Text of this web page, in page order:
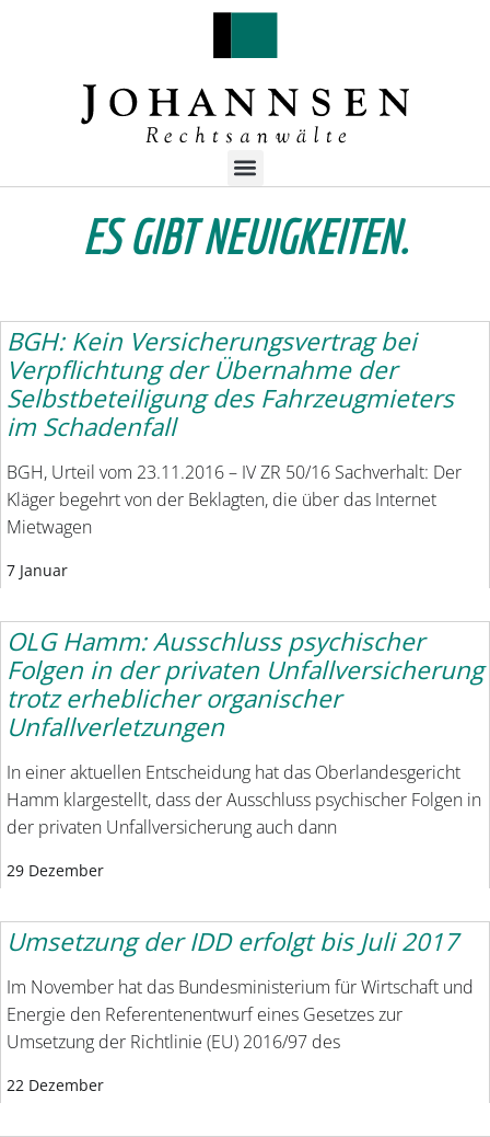
ES GIBT NEUIGKEITEN.
BGH: Kein Versicherungsvertrag bei
Verpflichtung der Übernahme der
Selbstbeteiligung des Fahrzeugmieters
im Schadenfall
BGH, Urteil vom 23.11.2016 – IV ZR 50/16 Sachverhalt: Der
Kläger begehrt von der Beklagten, die über das Internet
Mietwagen
7 Januar
OLG Hamm: Ausschluss psychischer
Folgen in der privaten Unfallversicherung
trotz erheblicher organischer
Unfallverletzungen
In einer aktuellen Entscheidung hat das Oberlandesgericht
Hamm klargestellt, dass der Ausschluss psychischer Folgen in
der privaten Unfallversicherung auch dann
29 Dezember
Umsetzung der IDD erfolgt bis Juli 2017
Im November hat das Bundesministerium für Wirtschaft und
Energie den Referentenentwurf eines Gesetzes zur
Umsetzung der Richtlinie (EU) 2016/97 des
22 Dezember